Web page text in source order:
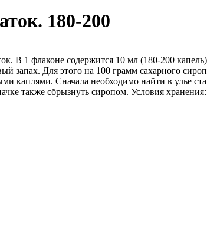
180-200
В 1 флаконе содержится 10 мл (180-200
запах. Для этого на 100 грамм сахарного
каплями. Сначала необходимо найти в улье
также сбрызнуть сиропом. Условия